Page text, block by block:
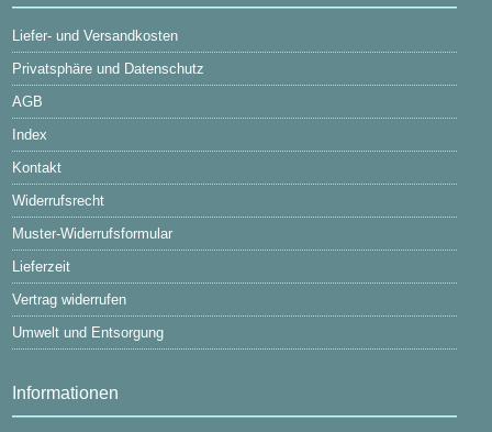
Liefer- und Versandkosten
Privatsphäre und Datenschutz
AGB
Index
Kontakt
Widerrufsrecht
Muster-Widerrufsformular
Lieferzeit
Vertrag widerrufen
Umwelt und Entsorgung
Informationen